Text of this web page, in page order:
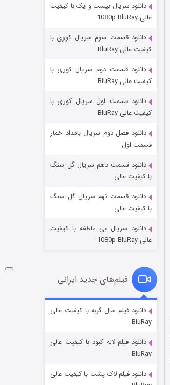
مردگان متحرک: شهر مرده ۳
شکست استوارت در نجات جهان
قسمت ۷ (زیرنویس) منتشر شد
شوگر فصل ۲
قسمت
دانلود سریال بیست و یک با کیفیت
عالی 1080p BluRay
دانلود قسمت سوم سریال کوری با
کیفیت عالی BluRay
دانلود قسمت دوم سریال کوری با
کیفیت عالی BluRay
دانلود قسمت اول سریال کوری با
کیفیت عالی BluRay
دانلود فصل دوم سریال بامداد خمار
قسمت اول
دانلود قسمت دهم سریال گل سنگ
با کیفیت عالی
دانلود قسمت نهم سریال گل سنگ
با کیفیت عالی
دانلود سریال بی عاطفه با کیفیت
عالی 1080p BluRay
فیلم‌های جدید ایرانی
دانلود فیلم سال گربه با کیفیت عالی
BluRay
دانلود فیلم لاله کبود با کیفیت عالی
BluRay
دانلود فیلم لاک پشت با کیفیت عالی